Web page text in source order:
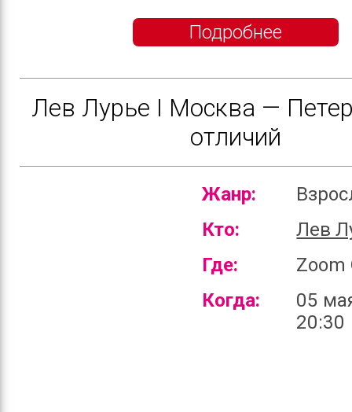
Подробнее
Лев Лурье I Москва —
отличий
Жанр:
Кто:
Лев
Где:
Zoom
Когда:
05
20:30